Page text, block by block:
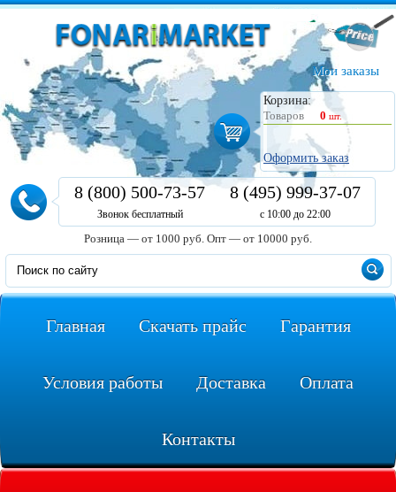
Мои заказы
Корзина:
Товаров
0 шт.
Оформить заказ
8 (800) 500-73-57
Звонок бесплатный
8 (495) 999-37-07
с 10:00 до 22:00
Розница — от 1000 руб. Опт — от 10000 руб.
Главная Скачать прайс Гарантия
Условия работы Доставка Оплата
Контакты